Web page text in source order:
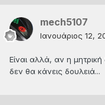
mech5107
Ιανουάριος 12,
Είναι αλλά, αν η
δεν θα κάνεις δουλειά...